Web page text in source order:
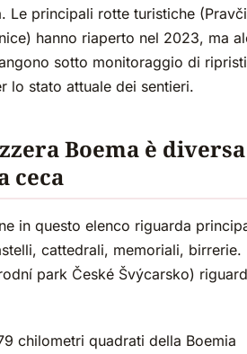
Le principali rotte turistiche
hanno riaperto nel 2023, ma
sotto monitoraggio di
lo stato attuale dei sentieri.
Boema è
ceca
in questo elenco riguarda
cattedrali, memoriali, birrerie.
park České Švýcarsko)
chilometri quadrati della Boemia